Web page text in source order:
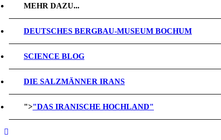
MEHR DAZU...
DEUTSCHES BERGBAU-MUSEUM BOCHUM
SCIENCE BLOG
DIE SALZMÄNNER IRANS
">"DAS IRANISCHE HOCHLAND"